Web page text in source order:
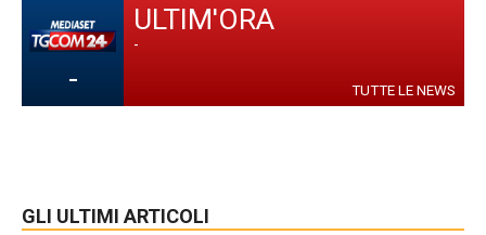
-
ULTIM'ORA
-
TUTTE LE NEWS
GLI ULTIMI ARTICOLI